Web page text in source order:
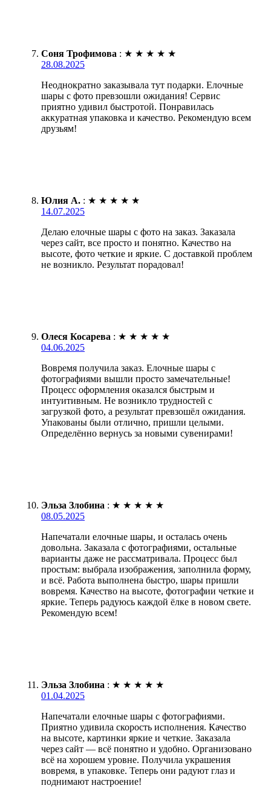
Соня Трофимова : ★ ★ ★ ★ ★
28.08.2025
Неоднократно заказывала тут подарки. Елочные
шары с фото превзошли ожидания! Сервис
приятно удивил быстротой. Понравилась
аккуратная упаковка и качество. Рекомендую всем
друзьям!
Юлия А. : ★ ★ ★ ★ ★
14.07.2025
Делаю елочные шары с фото на заказ. Заказала
через сайт, все просто и понятно. Качество на
высоте, фото четкие и яркие. С доставкой проблем
не возникло. Результат порадовал!
Олеся Косарева : ★ ★ ★ ★ ★
04.06.2025
Вовремя получила заказ. Елочные шары с
фотографиями вышли просто замечательные!
Процесс оформления оказался быстрым и
интуитивным. Не возникло трудностей с
загрузкой фото, а результат превзошёл ожидания.
Упакованы были отлично, пришли целыми.
Определённо вернусь за новыми сувенирами!
Эльза Злобина : ★ ★ ★ ★ ★
08.05.2025
Напечатали елочные шары, и осталась очень
довольна. Заказала с фотографиями, остальные
варианты даже не рассматривала. Процесс был
простым: выбрала изображения, заполнила форму,
и всё. Работа выполнена быстро, шары пришли
вовремя. Качество на высоте, фотографии четкие и
яркие. Теперь радуюсь каждой ёлке в новом свете.
Рекомендую всем!
Эльза Злобина : ★ ★ ★ ★ ★
01.04.2025
Напечатали елочные шары с фотографиями.
Приятно удивила скорость исполнения. Качество
на высоте, картинки яркие и четкие. Заказала
через сайт — всё понятно и удобно. Организовано
всё на хорошем уровне. Получила украшения
вовремя, в упаковке. Теперь они радуют глаз и
поднимают настроение!